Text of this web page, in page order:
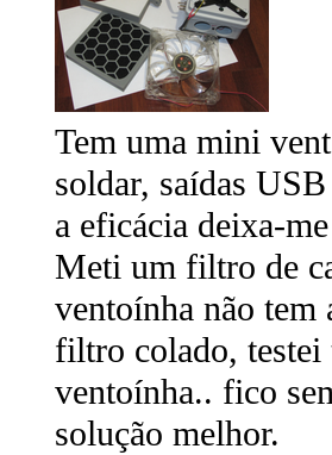
Tem uma mini
soldar, saídas
a eficácia deixa-
Meti um filtro de
ventoínha não tem
filtro colado, testei
ventoínha.. fico
solução melhor.